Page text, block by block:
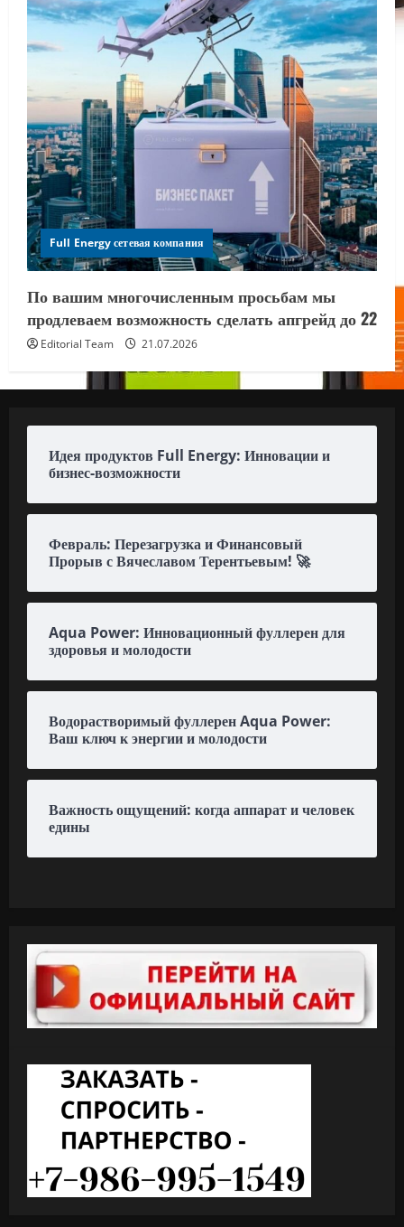
Full Energy сетевая компания
По вашим многочисленным просьбам мы
продлеваем возможность сделать апгрейд до 22
Editorial Team 21.07.2026
Идея продуктов Full Energy: Инновации и
бизнес-возможности
Февраль: Перезагрузка и Финансовый
Прорыв с Вячеславом Терентьевым! 🚀
Aqua Power: Инновационный фуллерен для
здоровья и молодости
Водорастворимый фуллерен Aqua Power:
Ваш ключ к энергии и молодости
Важность ощущений: когда аппарат и человек
едины